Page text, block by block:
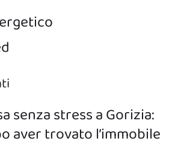
senza stress a Gorizia:
aver trovato l’immobile